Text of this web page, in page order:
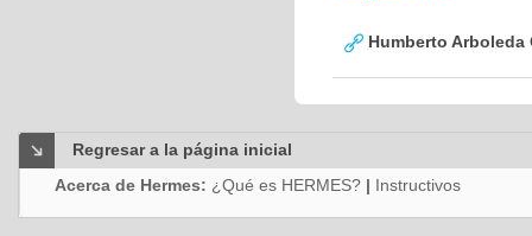
Humberto Arboleda
Regresar a la página inicial
Acerca de Hermes: ¿Qué es HERMES? | Instructivos